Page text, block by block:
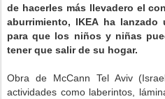
de hacerles más llevadero el
aburrimiento, IKEA ha
para que los niños y niñas
tener que salir de su hogar.
Obra de McCann Tel Aviv
actividades como laberintos,